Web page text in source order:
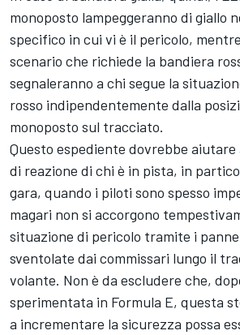
monoposto lampeggeranno di giallo
specifico in cui vi è il pericolo,
scenario che richiede la bandiera
segnaleranno a chi segue la
rosso indipendentemente dalla
monoposto sul tracciato.
Questo espediente dovrebbe
di reazione di chi è in pista, in
gara, quando i piloti sono spesso
magari non si accorgono
situazione di pericolo tramite i
sventolate dai commissari lungo il
volante. Non è da escludere che,
sperimentata in Formula E, questa
a incrementare la sicurezza possa